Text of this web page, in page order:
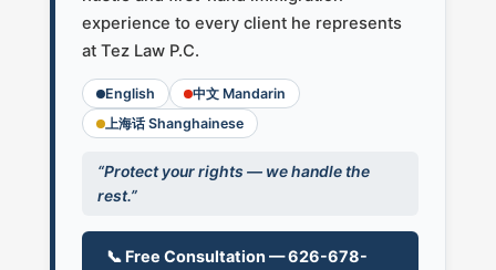
experience to every client he represents
at Tez Law P.C.
English
中文 Mandarin
上海话 Shanghainese
“Protect your rights — we handle the
rest.”
📞 Free Consultation — 626-678-